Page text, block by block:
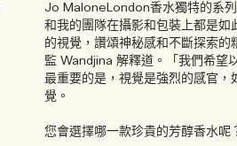
Jo MaloneLondon香水獨特的系列
和我的團隊在攝影和包裝上都是
的視覺，讚頌神秘感和不斷探索
監 Wandjina 解釋道。「我們希望
最重要的是，視覺是強烈的感官，
覺。
您會選擇哪一款珍貴的芳醇香水呢